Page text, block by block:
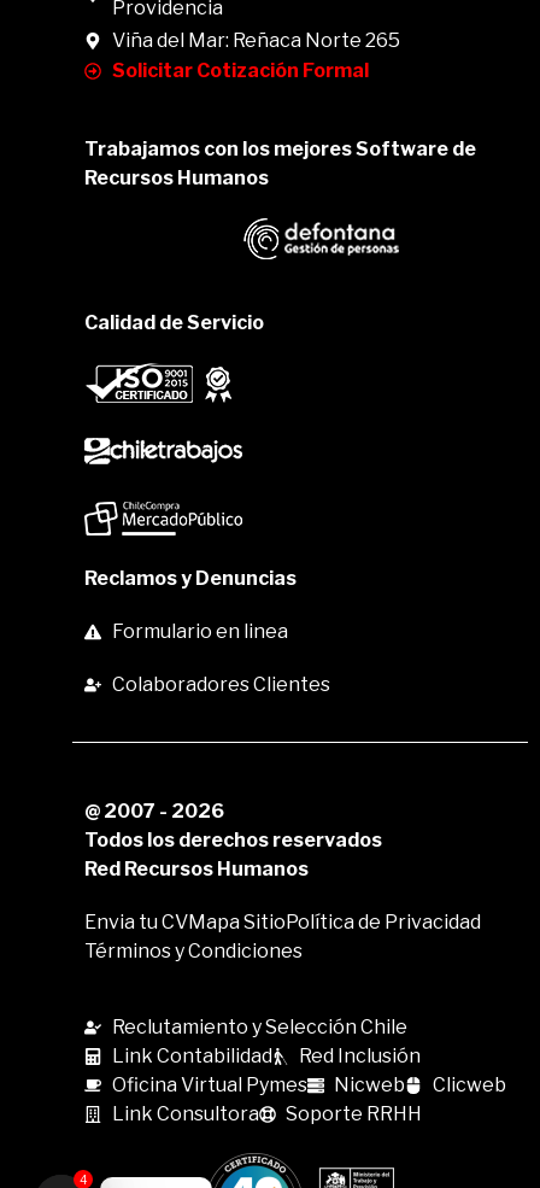
Providencia
Viña del Mar: Reñaca Norte 265
Solicitar Cotización Formal
Trabajamos con los mejores Software de
Recursos Humanos
Calidad de Servicio
Reclamos y Denuncias
Formulario en linea
Colaboradores Clientes
@ 2007 - 2026
Todos los derechos reservados
Red Recursos Humanos
Envia tu CVMapa SitioPolítica de Privacidad
Términos y Condiciones
Reclutamiento y Selección Chile
Link Contabilidad
Red Inclusión
Oficina Virtual Pymes
Nicweb
Clicweb
Link Consultora
Soporte RRHH
4